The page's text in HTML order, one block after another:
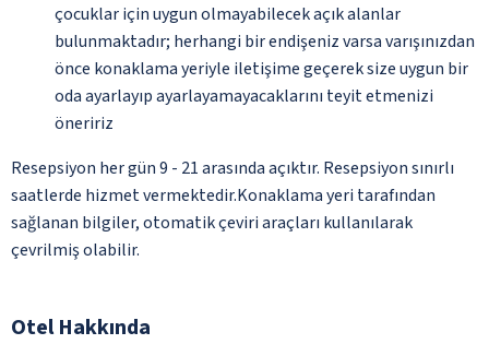
çocuklar için uygun olmayabilecek açık alanlar
bulunmaktadır; herhangi bir endişeniz varsa varışınızdan
önce konaklama yeriyle iletişime geçerek size uygun bir
oda ayarlayıp ayarlayamayacaklarını teyit etmenizi
öneririz
Resepsiyon her gün 9 - 21 arasında açıktır. Resepsiyon sınırlı
saatlerde hizmet vermektedir.Konaklama yeri tarafından
sağlanan bilgiler, otomatik çeviri araçları kullanılarak
çevrilmiş olabilir.
Otel Hakkında